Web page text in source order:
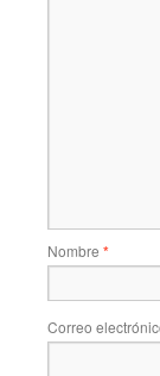
Nombre *
Correo